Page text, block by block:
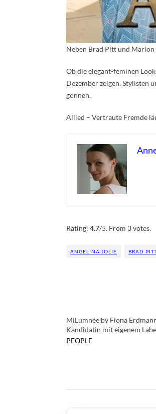
Neben Brad Pitt und
Ob die elegant-feminen
Dezember zeigen. Stylisten
gönnen.
Allied – Vertraute Fremde
Rating: 4.7/5. From 3 votes.
ANGELINA JOLIE BRAD
MiLumnée by Fiona
Kandidatin mit eigenem
PEOPLE